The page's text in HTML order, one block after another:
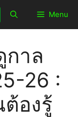
Menu
กาล
26 :
องรู้